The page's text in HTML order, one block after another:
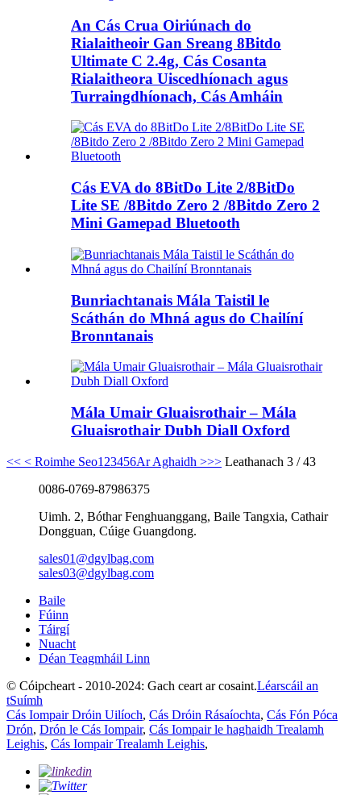
An Cás Crua Oiriúnach do
Rialaitheoir Gan Sreang 8Bitdo
Ultimate C 2.4g, Cás Cosanta
Rialaitheora Uiscedhíonach agus
Turraingdhíonach, Cás Amháin
Cás EVA do 8BitDo Lite 2/8BitDo
Lite SE /8Bitdo Zero 2 /8Bitdo Zero 2
Mini Gamepad Bluetooth
Bunriachtanais Mála Taistil le
Scáthán do Mhná agus do Chailíní
Bronntanais
Mála Umair Gluaisrothair – Mála
Gluaisrothair Dubh Diall Oxford
<< < Roimhe Seo1 23456Ar Aghaidh >>> Leathanach 3 / 43
0086-0769-87986375
Uimh. 2, Bóthar Fenghuanggang, Baile Tangxia, Cathair
Dongguan, Cúige Guangdong.
sales01@dgylbag.com
sales03@dgylbag.com
Baile
Fúinn
Táirgí
Nuacht
Déan Teagmháil Linn
© Cóipcheart - 2010-2024: Gach ceart ar cosaint.Léarscáil an
tSuímh
Cás Iompair Dróin Uilíoch, Cás Dróin Rásaíochta, Cás Fón Póca
Drón, Drón le Cás Iompair, Cás Iompair le haghaidh Trealamh
Leighis, Cás Iompair Trealamh Leighis,